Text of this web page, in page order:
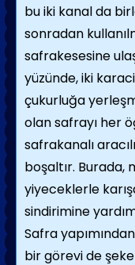
bu iki kanal da
sonradan
safrakesesine
yüzünde, iki
çukurluğa
olan safrayı her
safrakanalı
boşaltır. Burada,
yiyeceklerle
sindirimine
Safra
bir görevi de